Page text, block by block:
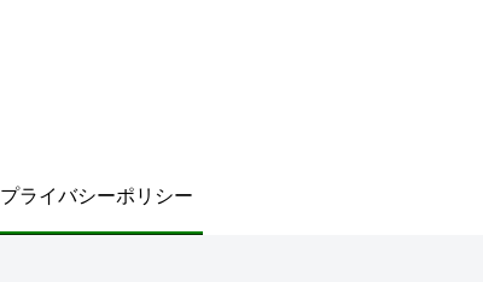
プライバシーポリシー